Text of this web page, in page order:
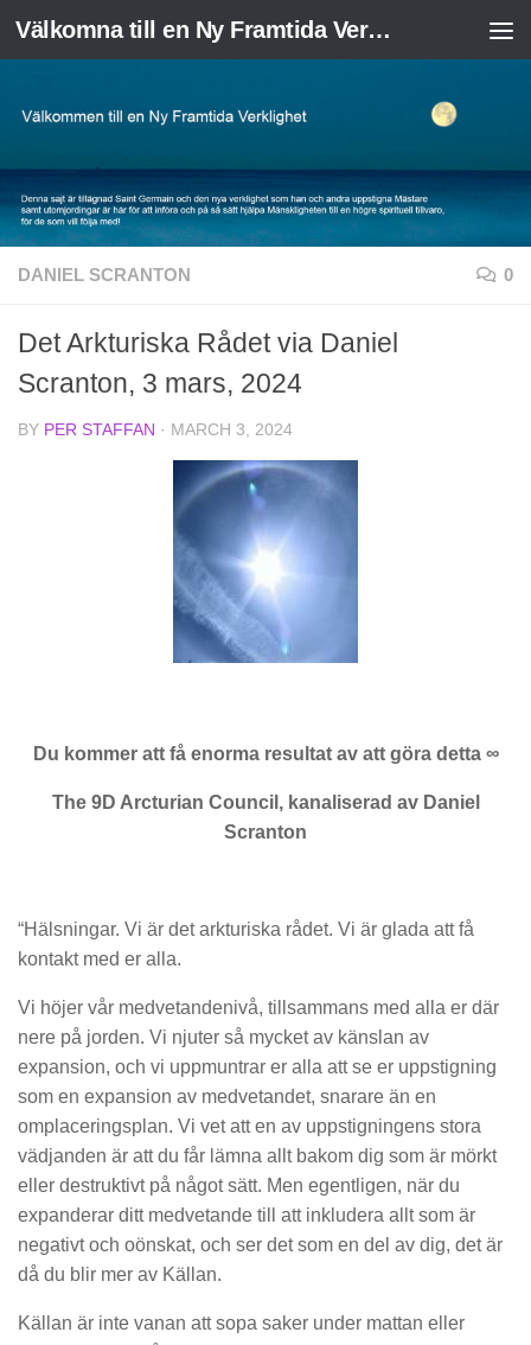
Skip to content Välkomna till en Ny Framtida Verklighet
DANIEL SCRANTON 0
Det Arkturiska Rådet via Daniel
Scranton, 3 mars, 2024
BY PER STAFFAN · MARCH 3, 2024
Du kommer att få enorma resultat av att göra detta ∞
The 9D Arcturian Council, kanaliserad av Daniel
Scranton
“Hälsningar. Vi är det arkturiska rådet. Vi är glada att få
kontakt med er alla.
Vi höjer vår medvetandenivå, tillsammans med alla er där
nere på jorden. Vi njuter så mycket av känslan av
expansion, och vi uppmuntrar er alla att se er uppstigning
som en expansion av medvetandet, snarare än en
omplaceringsplan. Vi vet att en av uppstigningens stora
vädjanden är att du får lämna allt bakom dig som är mörkt
eller destruktivt på något sätt. Men egentligen, när du
expanderar ditt medvetande till att inkludera allt som är
negativt och oönskat, och ser det som en del av dig, det är
då du blir mer av Källan.
Källan är inte vanan att sopa saker under mattan eller